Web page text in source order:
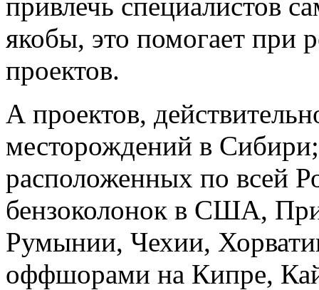
якобы, это помогает при
проектов.
А проектов,
месторождений в Сибири;
расположенных по всей
бензоколонок в США,
Румынии, Чехии,
оффшорами на Кипре,